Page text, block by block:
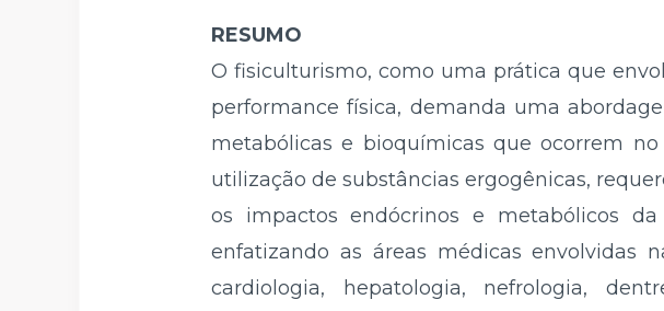
RESUMO
O fisiculturismo, como uma prática que
performance física, demanda uma
metabólicas e bioquímicas que ocorrem
utilização de substâncias ergogênicas,
os impactos endócrinos e metabólicos
enfatizando as áreas médicas envolvidas
cardiologia, hepatologia, nefrologia,